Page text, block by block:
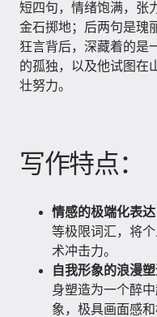
短四句，情绪饱满，张
金石掷地；后两句是瑰
狂言背后，深藏着的是
的孤独，以及他试图在
壮努力。
写作特点：
情感的极端化表达
等极限词汇，将
术冲击力。
自我形象的浪漫
身塑造为一个醉
象，极具画面感和